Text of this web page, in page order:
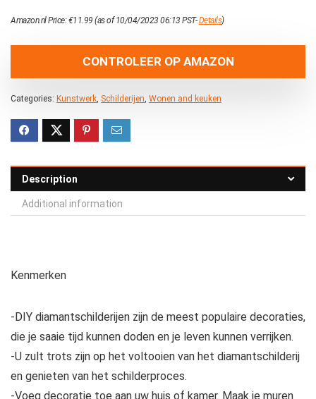
Amazon.nl Price:€11.99 (as of 10/04/2023 06:13 PST-Details)
CONTROLEER OP AMAZON
Categories: Kunstwerk, Schilderijen, Wonen and keuken
Description
Additional information
Kenmerken
-DIY diamantschilderijen zijn de meest populaire decoraties,
die je saaie tijd kunnen doden en je leven kunnen verrijken.
-U zult trots zijn op het voltooien van het diamantschilderij
en genieten van het schilderproces.
-Voeg decoratie toe aan uw huis of kamer. Maak je muren